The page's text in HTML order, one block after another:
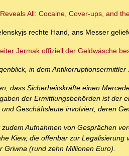
All: Cocaine, Cover-ups, and
rechte Hand, ans Messer
Jermak offiziell der Geldwäsche
in dem
dass Sicherheitskräfte einen
der Ermittlungsbehörden ist der
Geschäftsleute involviert, deren
Aufnahmen von Gesprächen
Kiew, die offenbar zur
Griwna (rund zehn Millionen Euro).